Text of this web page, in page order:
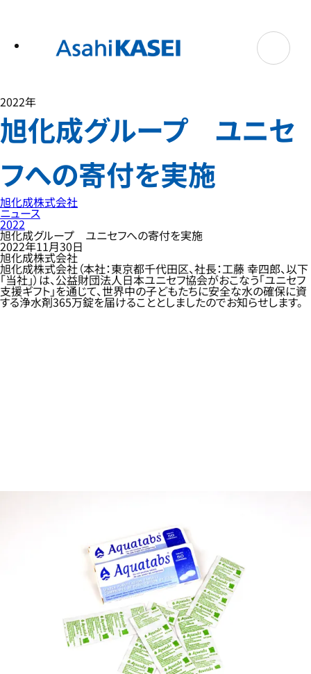
2022年
旭化成グループ ユニセ
フへの寄付を実施
旭化成株式会社
ニュース
2022
旭化成グループ ユニセフへの寄付を実施
2022年11月30日
旭化成株式会社
旭化成株式会社（本社：東京都千代田区、社長：工藤 幸四郎、以下
「当社」）は、公益財団法人日本ユニセフ協会がおこなう「ユニセフ
支援ギフト」を通じて、世界中の子どもたちに安全な水の確保に資
する浄水剤365万錠を届けることとしましたのでお知らせします。